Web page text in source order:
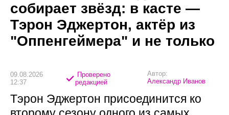
собирает звёзд: в касте —
Тэрон Эджертон, актёр из
"Оппенгеймера" и не только
09.08.2026
12:37
Проверено
редакцией
Автор:
Александр Иванов
Тэрон Эджертон присоединится ко